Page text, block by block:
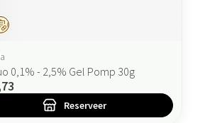
Op voorschrift
0,1% - 2,5% Gel Pomp 30g
Reserveer